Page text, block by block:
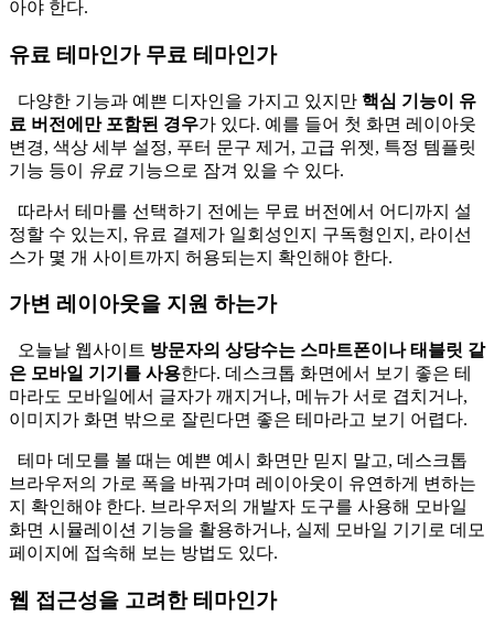
아야 한다.
유료 테마인가 무료 테마인가
다양한 기능과 예쁜 디자인을 가지고 있지만 핵심 기능이 유
료 버전에만 포함된 경우가 있다. 예를 들어 첫 화면 레이아웃
변경, 색상 세부 설정, 푸터 문구 제거, 고급 위젯, 특정 템플릿
기능 등이
유료 기능으로 잠겨 있을 수 있다.
따라서 테마를 선택하기 전에는 무료 버전에서 어디까지 설
정할 수 있는지, 유료 결제가 일회성인지 구독형인지, 라이선
스가 몇 개 사이트까지 허용되는지 확인해야 한다.
가변 레이아웃을 지원 하는가
오늘날 웹사이트 방문자의 상당수는 스마트폰이나 태블릿 같
은 모바일 기기를 사용한다. 데스크톱 화면에서 보기 좋은 테
마라도 모바일에서 글자가 깨지거나, 메뉴가 서로 겹치거나,
이미지가 화면 밖으로 잘린다면 좋은 테마라고 보기 어렵다.
테마 데모를 볼 때는 예쁜 예시 화면만 믿지 말고, 데스크톱
브라우저의 가로 폭을 바꿔가며 레이아웃이 유연하게 변하는
지 확인해야 한다. 브라우저의 개발자 도구를 사용해 모바일
화면 시뮬레이션 기능을 활용하거나, 실제 모바일 기기로 데모
페이지에 접속해 보는 방법도 있다.
웹 접근성을 고려한 테마인가